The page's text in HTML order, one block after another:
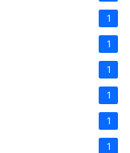
1
1
1
1
1
1